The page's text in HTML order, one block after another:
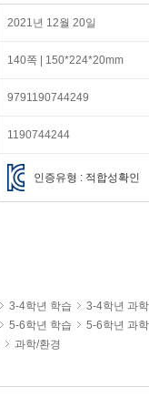
2021년 12월 20일
140쪽 | 150*224*20mm
9791190744249
1190744244
인증유형 : 적합성확인
3-4학년 학습
3-4학년 과
5-6학년 학습
5-6학년 과
과학/환경